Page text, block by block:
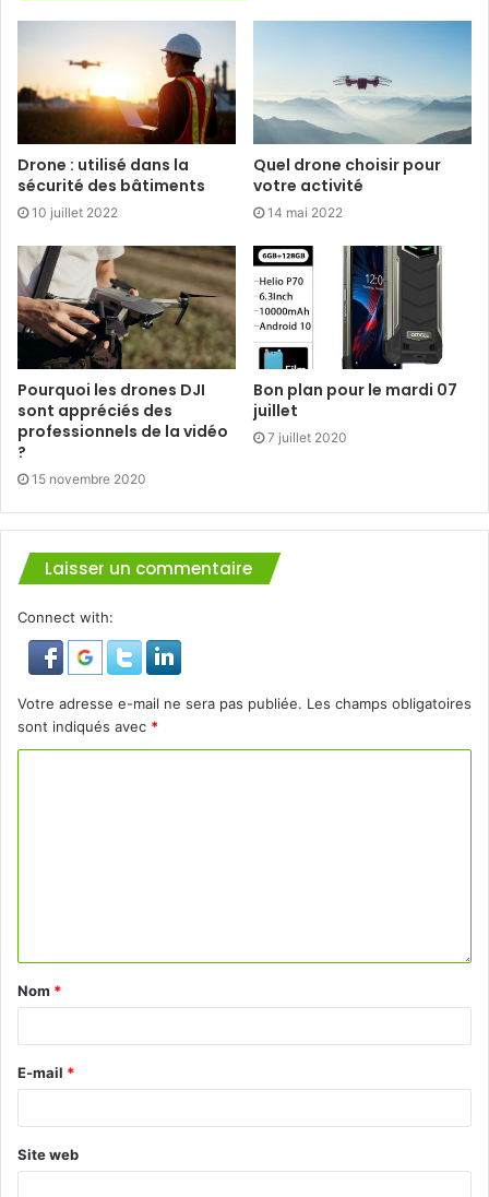
Drone : utilisé dans la
sécurité des bâtiments
10 juillet 2022
Quel drone choisir pour
votre activité
14 mai 2022
Pourquoi les drones DJI
sont appréciés des
professionnels de la vidéo
?
15 novembre 2020
Bon plan pour le mardi 07
juillet
7 juillet 2020
Laisser un commentaire
Connect with:
Votre adresse e-mail ne sera pas publiée. Les champs obligatoires
sont indiqués avec *
Nom *
E-mail *
Site web